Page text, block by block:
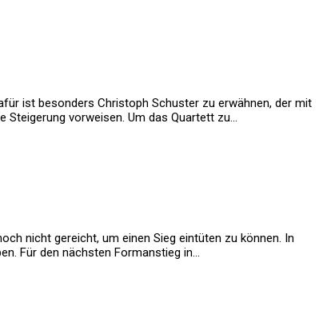
ist besonders Christoph Schuster zu erwähnen, der mit
Steigerung vorweisen. Um das Quartett zu…
nicht gereicht, um einen Sieg eintüten zu können. In
Für den nächsten Formanstieg in…